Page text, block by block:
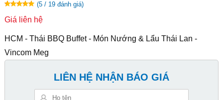
(5 / 19 đánh giá)
Giá liên hệ
HCM - Thái BBQ Buffet - Món Nướng & Lẩu Thái Lan -
Vincom Meg
LIÊN HỆ NHẬN BÁO GIÁ